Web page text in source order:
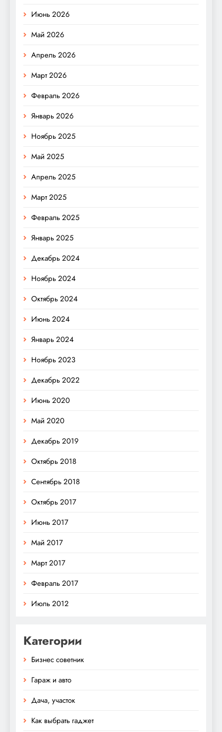
Июнь 2026
Май 2026
Апрель 2026
Март 2026
Февраль 2026
Январь 2026
Ноябрь 2025
Май 2025
Апрель 2025
Март 2025
Февраль 2025
Январь 2025
Декабрь 2024
Ноябрь 2024
Октябрь 2024
Июнь 2024
Январь 2024
Ноябрь 2023
Декабрь 2022
Июнь 2020
Май 2020
Декабрь 2019
Октябрь 2018
Сентябрь 2018
Октябрь 2017
Июнь 2017
Май 2017
Март 2017
Февраль 2017
Июль 2012
Категории
Бизнес советник
Гараж и авто
Дача, участок
Как выбрать гаджет